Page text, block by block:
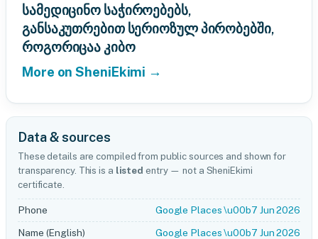
სამედიცინო საჭიროებებს,
განსაკუთრებით სერიოზულ პირობებში,
როგორიცაა კიბო
More on SheniEkimi →
Data & sources
These details are compiled from public sources and shown for
transparency. This is a listed entry — not a SheniEkimi
certificate.
Phone
Google Places \u00b7 Jun 2026
Name (English)
Google Places \u00b7 Jun 2026